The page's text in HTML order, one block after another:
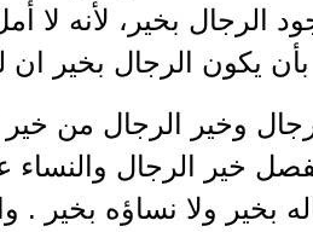
الرجال بخير، لأنه لا
بأن يكون الرجال بخير
وخير الرجال من خير
خير الرجال
بخير ولا نساؤه بخير